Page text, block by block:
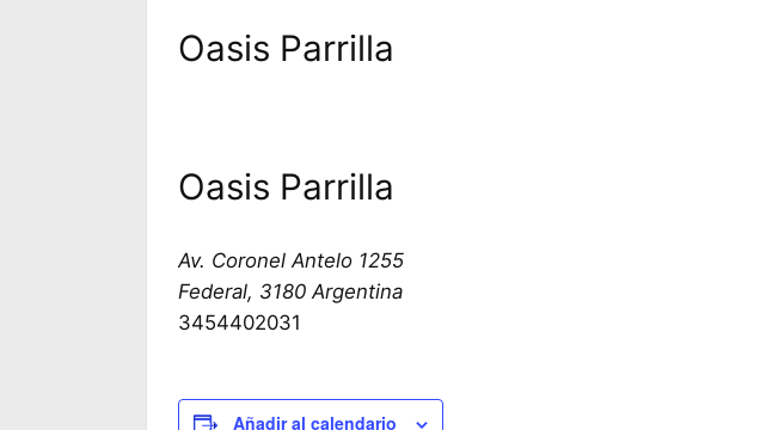
Oasis Parrilla
Oasis Parrilla
Av. Coronel Antelo 1255
Federal, 3180 Argentina
3454402031
Añadir al calendario